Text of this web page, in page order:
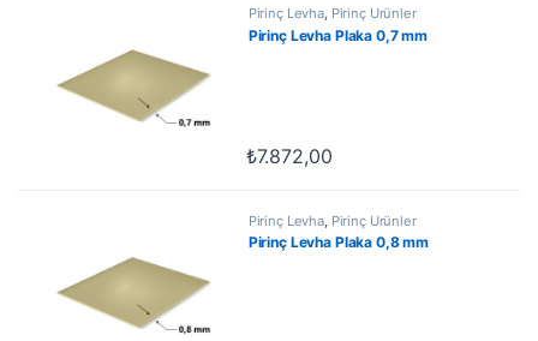
Pirinç Levha, Pirinç Ürünler
Pirinç Levha Plaka 0,7 mm
₺7.872,00
Pirinç Levha, Pirinç Ürünler
Pirinç Levha Plaka 0,8 mm